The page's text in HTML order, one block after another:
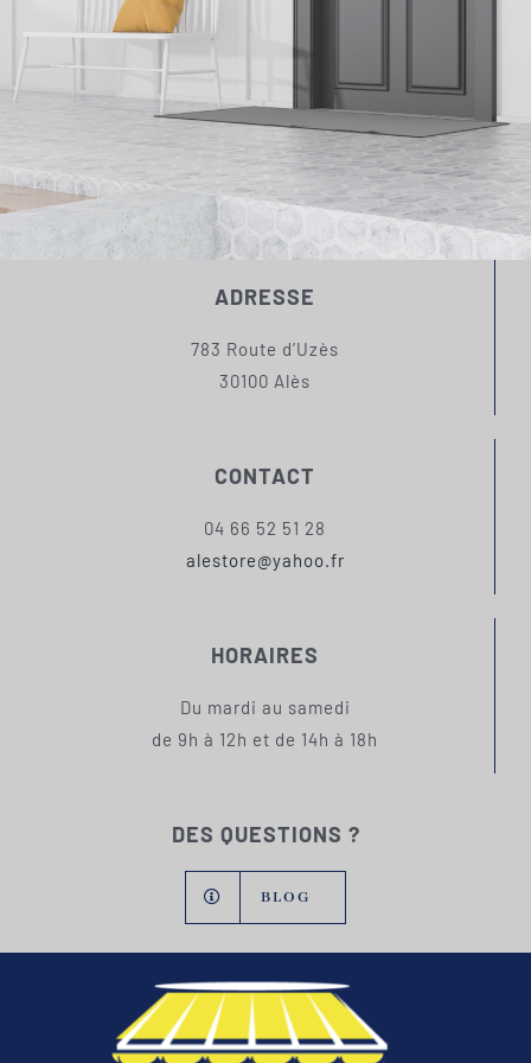
ADRESSE
783 Route d’Uzès
30100 Alès
CONTACT
04 66 52 51 28
alestore@yahoo.fr
HORAIRES
Du mardi au samedi
de 9h à 12h et de 14h à 18h
DES QUESTIONS ?
BLOG